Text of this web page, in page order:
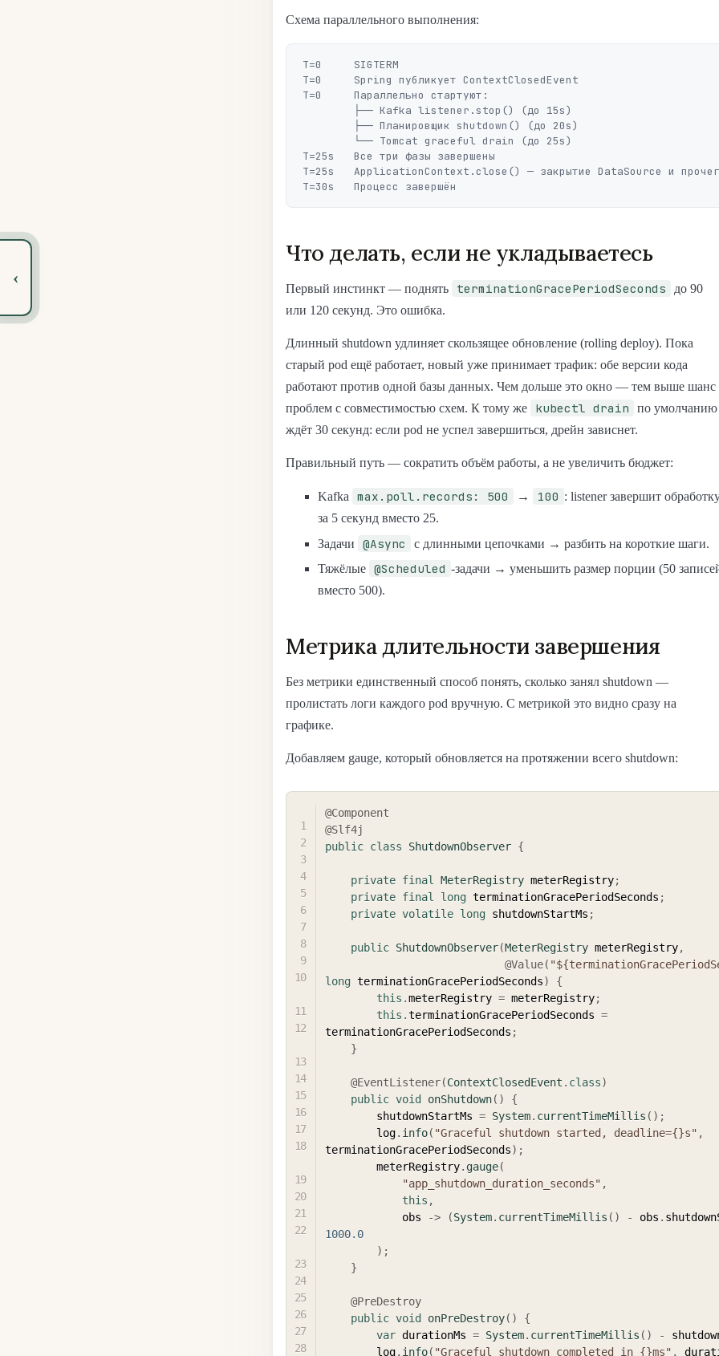
‹
Схема параллельного выполнения:
T=0     SIGTERM
T=0     Spring публикует ContextClosedEvent
T=0     Параллельно стартуют:
T=25s   Все три фазы завершены
T=25s   ApplicationContext.close() — закрытие DataSource и
Что делать, если не укладываетесь
Первый инстинкт — поднять terminationGracePeriodSeconds
до 90
или 120 секунд. Это ошибка.
Длинный shutdown удлиняет скользящее обновление (rolling deploy). Пока
старый pod ещё работает, новый уже принимает трафик: обе версии кода
работают против одной базы данных. Чем дольше это окно — тем выше шанс
проблем с совместимостью схем. К тому же
kubectl drain
по умолчанию
ждёт 30 секунд: если pod не успел завершиться, дрейн зависнет.
Правильный путь — сократить объём работы, а не увеличить бюджет:
Kafka max.poll.records: 500 → 100 : listener завершит
за 5 секунд вместо 25.
Задачи
@Async
с длинными цепочками → разбить на короткие шаги.
Тяжёлые @Scheduled -задачи → уменьшить размер порции (50
вместо 500).
Метрика длительности завершения
Без метрики единственный способ понять, сколько занял shutdown —
пролистать логи каждого pod вручную. С метрикой это видно сразу на
графике.
Добавляем gauge, который обновляется на протяжении всего shutdown:
@Component
@Slf4j
public class ShutdownObserver {
private final MeterRegistry meterRegistry;
private final long terminationGracePeriodSeconds ;
private volatile long shutdownStartMs ;
public ShutdownObserver(MeterRegistry meterRegistry,
@Value(
long terminationGracePeriodSeconds)
{
this .meterRegistry = meterRegistry;
this .terminationGracePeriodSeconds =
terminationGracePeriodSeconds ;
}
@EventListener(ContextClosedEvent . class)
public void onShutdown( )
{
        shutdownStartMs
= System. currentTimeMillis ( ) ;
        log
. info( "Graceful shutdown started, deadline={}s" ,
terminationGracePeriodSeconds) ;
        meterRegistry
. gauge(
"app_shutdown_duration_seconds" ,
this ,
            obs
-> (System. currentTimeMillis ( ) - obs .
1000.0
) ;
}
@PreDestroy
public void onPreDestroy( )
{
var durationMs = System. currentTimeMillis ( ) -
        log
. info( "Graceful shutdown completed in {}ms" ,